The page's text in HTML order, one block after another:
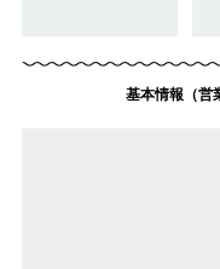
基本情報（営